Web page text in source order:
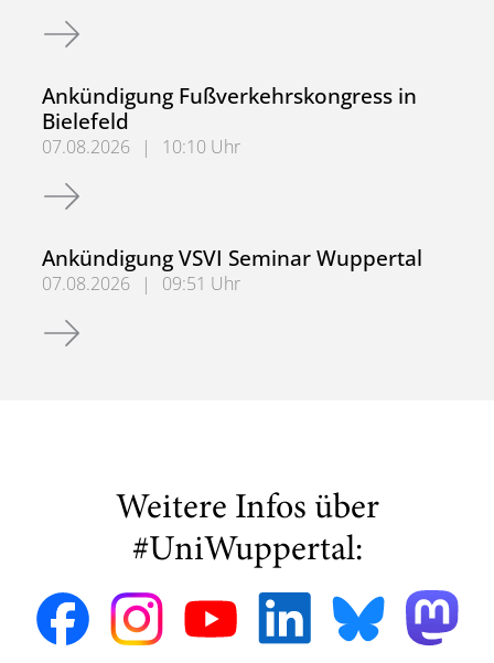
Ankündigung Deutscher Straßen- und Verkehrskongress
Ankündigung Fußverkehrskongress in
Bielefeld
07.08.2026 |
10:10 Uhr
Ankündigung Fußverkehrskongress in Bielefeld
Ankündigung VSVI Seminar Wuppertal
07.08.2026 |
09:51 Uhr
Ankündigung VSVI Seminar Wuppertal
Weitere Infos über
#UniWuppertal: